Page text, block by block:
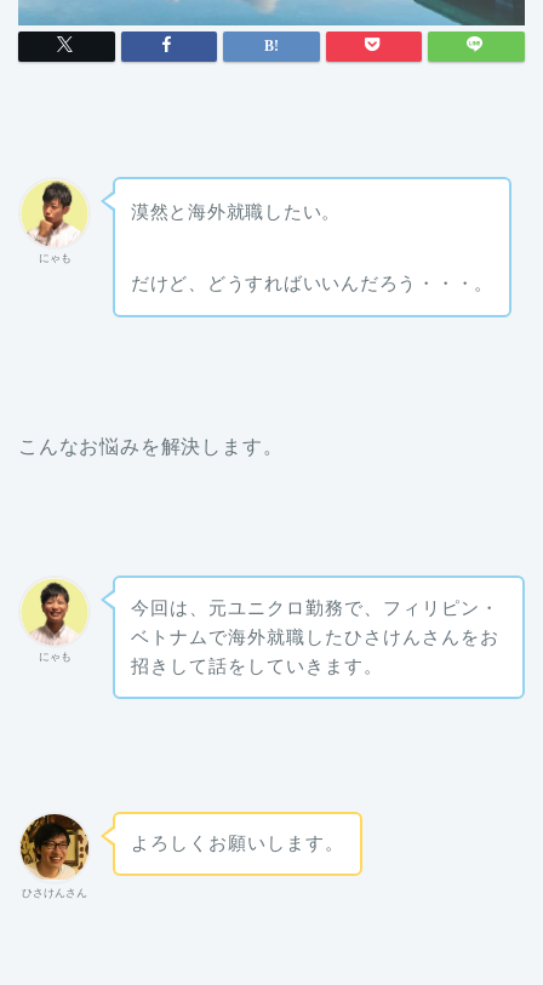
にゃも
漠然と海外就職したい。
だけど、どうすればいいんだろう・・・。
こんなお悩みを解決します。
にゃも
今回は、元ユニクロ勤務で、フィリピン・
ベトナムで海外就職したひさけんさんをお
招きして話をしていきます。
ひさけんさん
よろしくお願いします。